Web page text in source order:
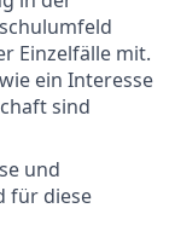
Einzelfälle mit.
ein Interesse
sind
und
für diese